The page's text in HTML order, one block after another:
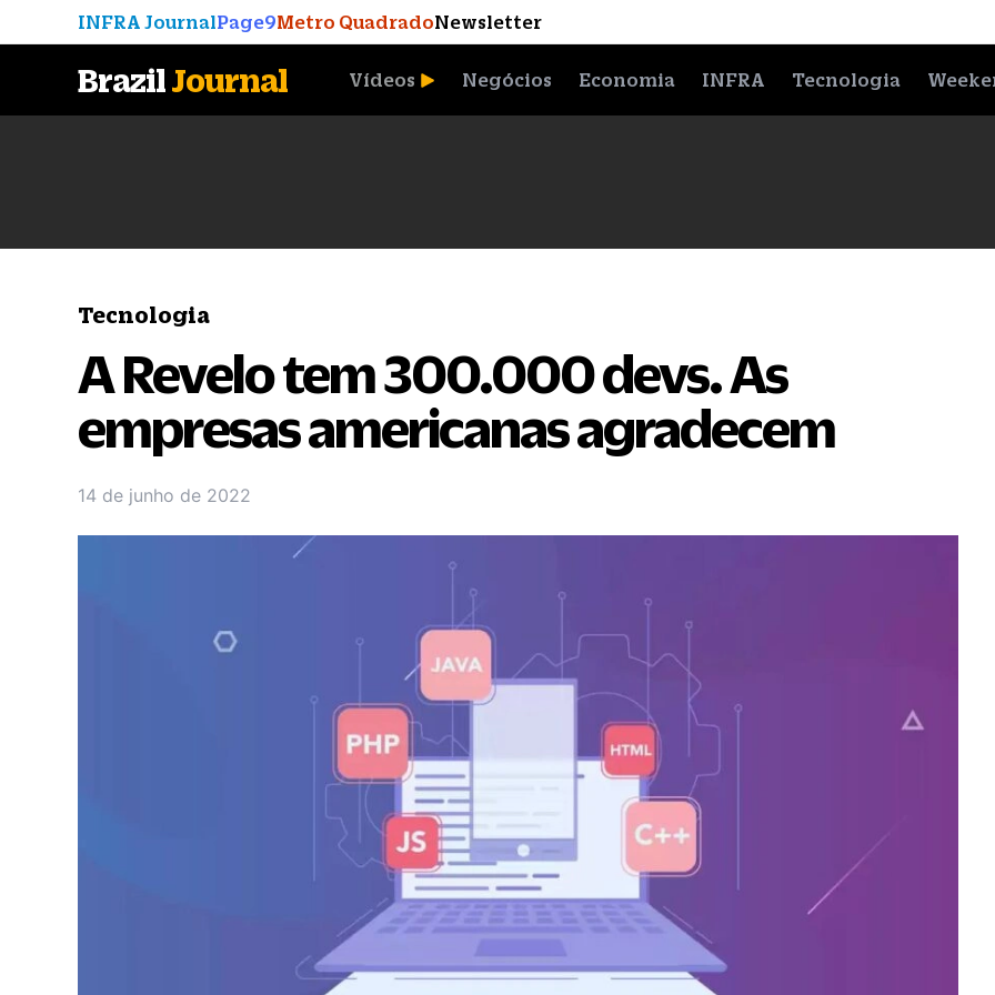
INFRA JournalPage9Metro QuadradoNewsletter
BrazilJournal Vídeos Negócios Economia INFRA Tecnologia
Tecnologia
A Revelo tem 300.000 devs. As
empresas americanas agradecem
14 de junho de 2022